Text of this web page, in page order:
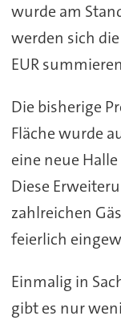
wurde am
werden sich
EUR
Die bisherige
Fläche wurde
eine neue
Diese
zahlreichen
feierlich
Einmalig in
gibt es nur